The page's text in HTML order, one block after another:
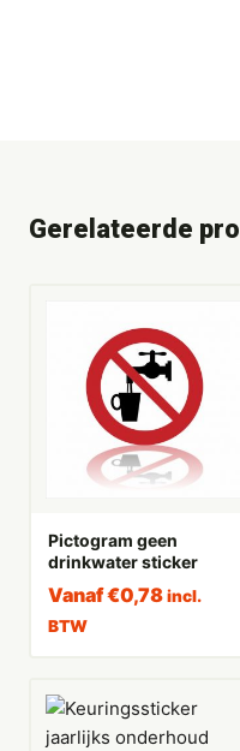
Gerelateerde
Pictogram geen
drinkwater sticker
Vanaf€0,78 incl.
BTW